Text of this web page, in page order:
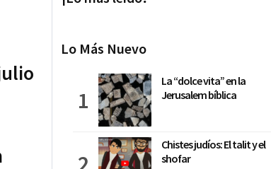
Lo Más Nuevo
La “dolce vita” en la
Jerusalem bíblica
Chistes judíos: El talit y el
shofar